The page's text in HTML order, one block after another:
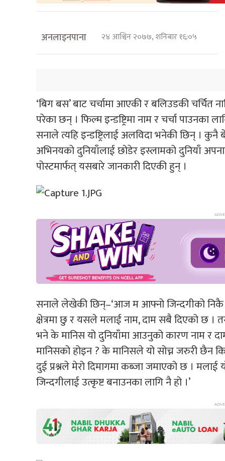
अनलाइनपाना २४ आश्विन २०७७, शनिबार १६:०५
‘बिग बस’ बाट चर्चामा आएकी र बलिउडकी
परेका छन् । फिल्म इन्डष्ट्रिमा नाम र चर्चा पाउनका
सनाले त्यहि इन्डष्ट्रिलाई अलविदा भनेकी छिन् ।
अभिनयको दुनियाँलाई छोडेर इस्लामको दुनियाँ
पोस्टमार्फत् यसबारे जानकारी दिएकी हुन् ।
सनाले लेखेकी छिन्–‘आज म आफ्नो जिन्दगीको
क्षेत्रमा छु र यसले मलाई नाम, दाम सबै दिएको छ
भने के मानिस यो दुनियाँमा आउनुको कारण नाम र
मानिसको होइन ? के मानिसले यो सोच्न जरुरी
दुई प्रश्नले मेरो दिमागमा कब्जा जमाएको छ ।
जिन्दगीलाई उत्कृष्ट बनाउनका लागि नै हो ।’